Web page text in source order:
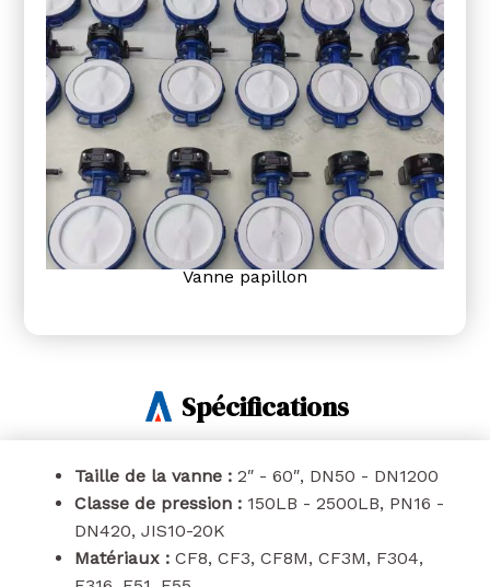
Vanne papillon
Spécifications
Taille de la vanne : 2″ - 60″, DN50 - DN1200
Classe de pression : 150LB - 2500LB, PN16 -
DN420, JIS10-20K
Matériaux : CF8, CF3, CF8M, CF3M, F304,